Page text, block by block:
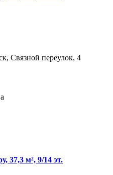
Связной переулок, 4
37,3 м², 9/14 эт.